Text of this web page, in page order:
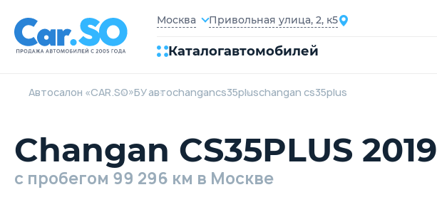
Москва Привольная улица, 2, к5
Каталогавтомобилей
Автосалон «CAR.SO»БУ автоchangancs35pluschangan cs35plus
Changan CS35PLUS 2019
c пробегом 99 296 км в Москве